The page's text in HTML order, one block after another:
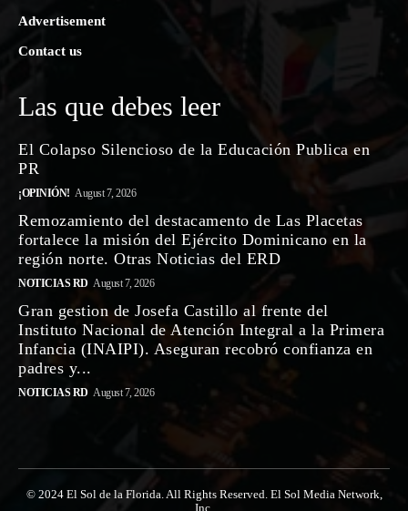
Advertisement
Contact us
Las que debes leer
El Colapso Silencioso de la Educación Publica en
PR
¡OPINIÓN! August 7, 2026
Remozamiento del destacamento de Las Placetas
fortalece la misión del Ejército Dominicano en la
región norte. Otras Noticias del ERD
NOTICIAS RD August 7, 2026
Gran gestion de Josefa Castillo al frente del
Instituto Nacional de Atención Integral a la Primera
Infancia (INAIPI). Aseguran recobró confianza en
padres y...
NOTICIAS RD August 7, 2026
© 2024 El Sol de la Florida. All Rights Reserved. El Sol Media Network,
Inc.